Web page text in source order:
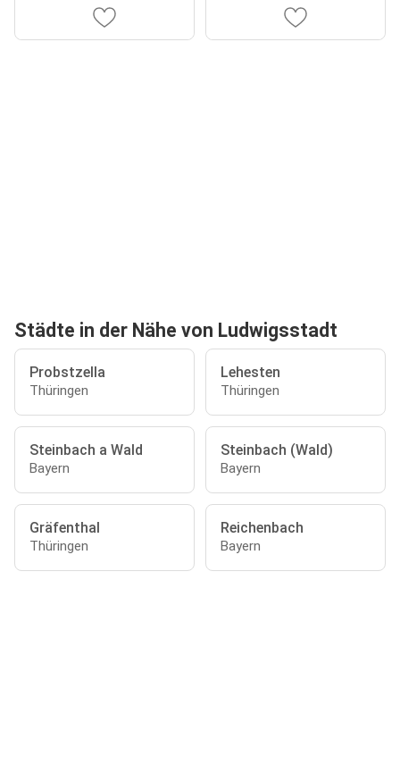
Städte in der Nähe von Ludwigsstadt
Probstzella
Thüringen
Lehesten
Thüringen
Steinbach a Wald
Bayern
Steinbach (Wald)
Bayern
Gräfenthal
Thüringen
Reichenbach
Bayern